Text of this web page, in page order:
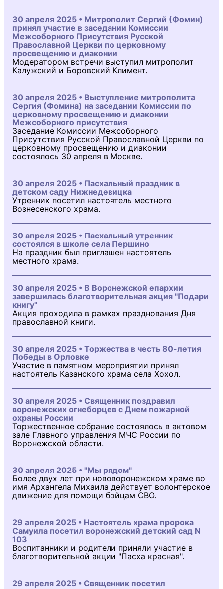
30 апреля 2025 • Митрополит Сергий (Фомин)
принял участие в заседании Комиссии
Межсоборного Присутствия Русской
Православной Церкви по церковному
просвещению и диаконии
Модератором встречи выступил митрополит
Калужский и Боровский Климент.
30 апреля 2025 • Выступление митрополита
Сергия (Фомина) на заседании Комиссии по
церковному просвещению и диаконии
Межсоборного присутствия
Заседание Комиссии Межсоборного
Присутствия Русской Православной Церкви по
церковному просвещению и диаконии
состоялось 30 апреля в Москве.
30 апреля 2025 • Пасхальный праздник в
детском саду Нижнедевицка
Утренник посетил настоятель местного
Вознесенского храма.
30 апреля 2025 • Пасхальный утренник
состоялся в школе села Першино
На праздник был приглашен настоятель
местного храма.
30 апреля 2025 • В Воронежской епархии
завершилась благотворительная акция "Подари
книгу"
Акция проходила в рамках празднования Дня
православной книги.
30 апреля 2025 • Торжества в честь 80-летия
Победы в Орловке
Участие в памятном мероприятии принял
настоятель Казанского храма села Хохол.
30 апреля 2025 • Священник поздравил
воронежских огнеборцев с Днем пожарной
охраны России
Торжественное собрание состоялось в актовом
зале Главного управления МЧС России по
Воронежской области.
30 апреля 2025 • "Мы рядом"
Более двух лет при нововоронежском храме во
имя Архангела Михаила действует волонтерское
движение для помощи бойцам СВО.
29 апреля 2025 • Настоятель храма пророка
Самуила посетил воронежский детский сад N
103
Воспитанники и родители приняли участие в
благотворительной акции "Пасха красная".
29 апреля 2025 • Священник посетил